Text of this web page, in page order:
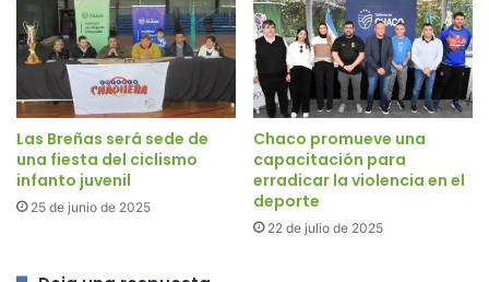
Las Breñas será sede de
una fiesta del ciclismo
infanto juvenil
25 de junio de 2025
Chaco promueve una
capacitación para
erradicar la violencia en el
deporte
22 de julio de 2025